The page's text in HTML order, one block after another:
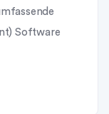
Software